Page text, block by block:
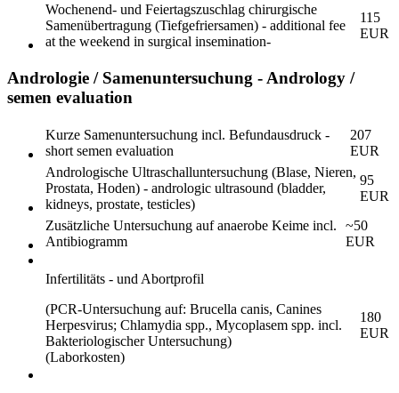
Wochenend- und Feiertagszuschlag chirurgische
Samenübertragung (Tiefgefriersamen) - additional fee
at the weekend in surgical insemination-
115
EUR
Andrologie / Samenuntersuchung - Andrology /
semen evaluation
Kurze Samenuntersuchung incl. Befundausdruck -
short semen evaluation
207
EUR
Andrologische Ultraschalluntersuchung (Blase, Nieren,
Prostata, Hoden) - andrologic ultrasound (bladder,
kidneys, prostate, testicles)
95
EUR
Zusätzliche Untersuchung auf anaerobe Keime incl.
Antibiogramm
~50
EUR
Infertilitäts - und Abortprofil
(PCR-Untersuchung auf: Brucella canis, Canines
Herpesvirus; Chlamydia spp., Mycoplasem spp. incl.
Bakteriologischer Untersuchung)
(Laborkosten)
180
EUR